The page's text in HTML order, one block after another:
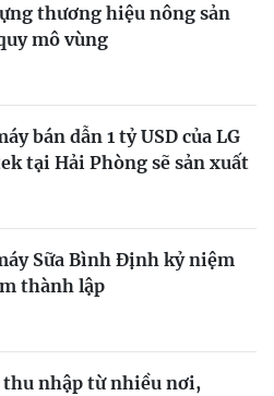
thương hiệu nông sản
mô vùng
bán dẫn 1 tỷ USD của LG
tại Hải Phòng sẽ sản xuất
Sữa Bình Định kỷ niệm
thành lập
thu nhập từ nhiều nơi,